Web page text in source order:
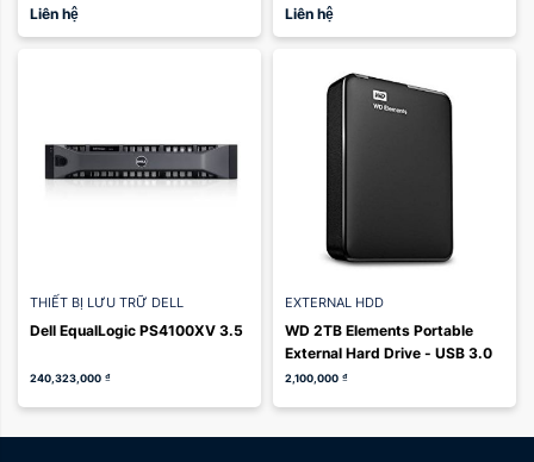
Liên hệ
Liên hệ
THIẾT BỊ LƯU TRỮ DELL
Dell EqualLogic PS4100XV 3.5
240,323,000 ₫
EXTERNAL HDD
WD 2TB Elements Portable
External Hard Drive - USB 3.0
2,100,000 ₫